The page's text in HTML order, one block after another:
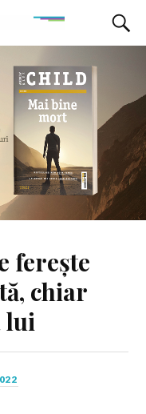
ferește
chiar
lui